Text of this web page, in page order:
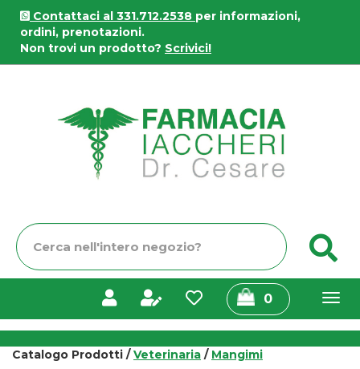
Passa
contenuto
principale
Contattaci al 331.712.2538 per informazioni,
ordini, prenotazioni.
Non trovi un prodotto? Scrivici!
Cerca
Prodotto
0prodotti
inseriti
Catalogo Prodotti /Veterinaria / Mangimi